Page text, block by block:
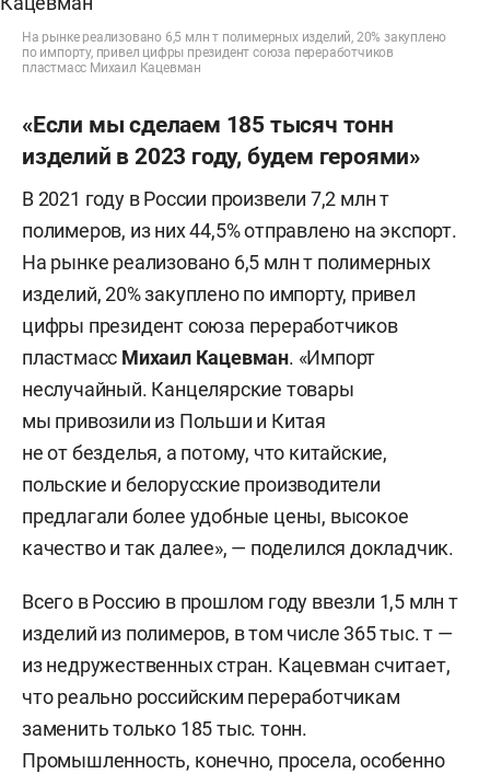
На рынке реализовано 6,5 млн т полимерных изделий, 20% закуплено
по импорту, привел цифры президент союза переработчиков
пластмасс Михаил Кацевман
«Если мы сделаем 185 тысяч тонн
изделий в 2023 году, будем героями»
В 2021 году в России произвели 7,2 млн т
полимеров, из них 44,5% отправлено на экспорт.
На рынке реализовано 6,5 млн т полимерных
изделий, 20% закуплено по импорту, привел
цифры президент союза переработчиков
пластмасс Михаил Кацевман. «Импорт
неслучайный. Канцелярские товары
мы привозили из Польши и Китая
не от безделья, а потому, что китайские,
польские и белорусские производители
предлагали более удобные цены, высокое
качество и так далее», — поделился докладчик.
Всего в Россию в прошлом году ввезли 1,5 млн т
изделий из полимеров, в том числе 365 тыс. т —
из недружественных стран. Кацевман считает,
что реально российским переработчикам
заменить только 185 тыс. тонн.
Промышленность, конечно, просела, особенно